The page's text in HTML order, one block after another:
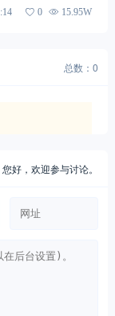
0 15.95W
总数：0
您好，欢迎参与讨论。